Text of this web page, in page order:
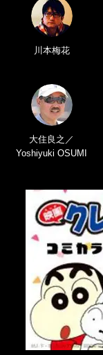
川本梅花
大住良之／
Yoshiyuki OSUMI